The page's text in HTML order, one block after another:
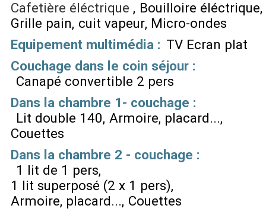
Cafetière éléctrique
Bouilloire éléctrique
Grille pain cuit vapeur Micro-ondes
Equipement multimédia : TV Ecran plat
Couchage dans le coin séjour :
Canapé convertible 2 pers
Dans la chambre 1- couchage :
Lit double 140 Armoire, placard...
Couettes
Dans la chambre 2 - couchage :
1 lit de 1 pers
1 lit superposé (2 x 1 pers)
Armoire, placard... Couettes